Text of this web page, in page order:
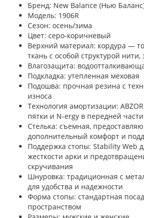
Бренд: New Balance (Нью
Модель: 1906R
Сезон: осень/зима
Цвет: серо-коричневый
Верхний материал: кордура —
ткань с особой структурой
Влагозащита:
Подкладка: утепленная меховая
Подошва: прочная резина с
износа
Технология амортизации:
пятки и N-ergy в передней части
Стелька: съемная,
дополнительный комфорт и
Поддержка стопы: Stability Web
жесткости арки и
скручивания
Шнуровка: традиционная с
для удобства и надежности
Форма стопы: стандартная
пространством